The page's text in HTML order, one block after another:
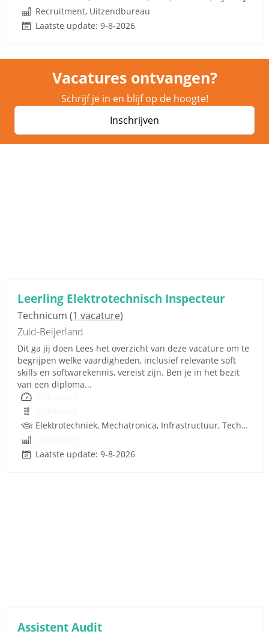
Recruitment, Uitzendbureau
Laatste update: 9-8-2026
Vacatures ontvangen?
Schrijf je in en blijf op de hoogte!
Inschrijven
Leerling Elektrotechnisch Inspecteur
Technicum (1 vacature)
Zuid-Beijerland
Dit ga jij doen Lees het overzicht van deze vacature om te
begrijpen welke vaardigheden, inclusief relevante soft
skills en softwarekennis, vereist zijn. Ben je in het bezit
van een diploma...
Elektrotechniek, Mechatronica, Infrastructuur, Techniek, Rijbewijs
Laatste update: 9-8-2026
Assistent Audit